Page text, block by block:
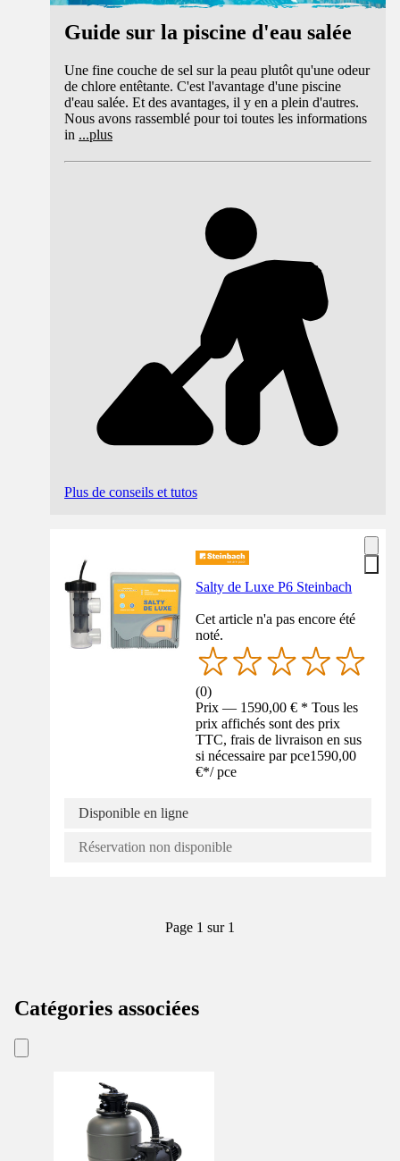
Guide sur la piscine d'eau salée
Une fine couche de sel sur la peau plutôt qu'une odeur
de chlore entêtante. C'est l'avantage d'une piscine
d'eau salée. Et des avantages, il y en a plein d'autres.
Nous avons rassemblé pour toi toutes les informations
in ...plus
Plus de conseils et tutos
Salty de Luxe P6 Steinbach
Cet article n'a pas encore été
noté.
(0)
Prix — 1590,00 € * Tous les
prix affichés sont des prix
TTC, frais de livraison en sus
si nécessaire par pce1590,00
€*/ pce
Disponible en ligne
Réservation non disponible
Page 1 sur 1
Catégories associées